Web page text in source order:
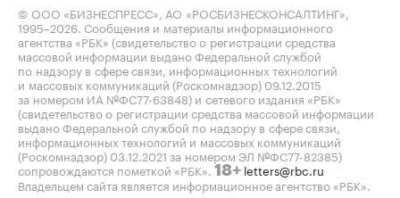
© ООО «БИЗНЕСПРЕСС», АО «РОСБИЗНЕСКОНСАЛТИНГ»,
1995–2026 . Сообщения и материалы информационного
агентства «РБК» (свидетельство о регистрации средства
массовой информации выдано Федеральной службой
по надзору в сфере связи, информационных технологий
и массовых коммуникаций (Роскомнадзор) 09.12.2015
за номером ИА №ФС77-63848) и сетевого издания «РБК»
(свидетельство о регистрации средства массовой информации
выдано Федеральной службой по надзору в сфере связи,
информационных технологий и массовых коммуникаций
(Роскомнадзор) 03.12.2021 за номером ЭЛ №ФС77-82385)
сопровождаются пометкой «РБК». 18+ letters@rbc.ru
Владельцем сайта является информационное агентство «РБК».